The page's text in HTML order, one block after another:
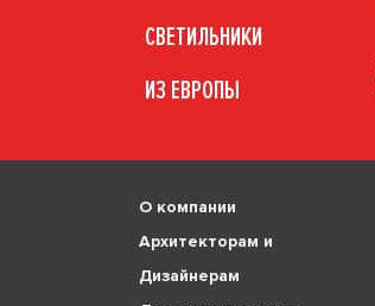
СВЕТИЛЬНИКИ
ИЗ ЕВРОПЫ
О компании
Архитекторам и
Дизайнерам